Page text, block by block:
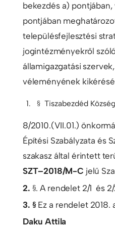
bekezdés a) pontjában,
pontjában
településfejlesztési
jogintézményekről
államigazgatási
véleményének
§ Tiszabezdéd
8/2010.(VII.01.)
Építési Szabályzata és
szakasz által érintett
SZT–2018/M-C jelű
2. §. A rendelet 2/1 és
3. § Ez a rendelet 2018.
Daku Attila Dr.